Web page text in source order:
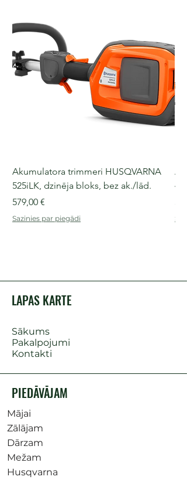
Akumulatora trimmeri HUSQVARNA
525iLK, dzinēja bloks, bez ak./lād.
Cena
579,00 €
Sazinies par piegādi
LAPAS KARTE
Sākums
Pakalpojumi
Kontakti
PIEDĀVĀJAM
Mājai
Zālājam
Dārzam
Mežam
Husqvarna